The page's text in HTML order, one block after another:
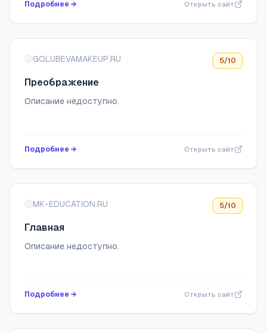
Подробнее → Открыть сайт
GOLUBEVAMAKEUP.RU 5/10
Преображение
Описание недоступно.
Подробнее → Открыть сайт
MK-EDUCATION.RU 5/10
Главная
Описание недоступно.
Подробнее → Открыть сайт